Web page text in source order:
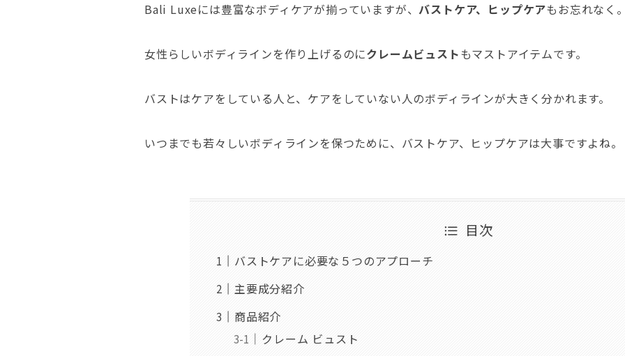
Bali Luxeには豊富なボディケアが揃っていますが、バストケア、ヒップケアもお忘れなく。
女性らしいボディラインを作り上げるのにクレームビュストもマストアイテムです。
バストはケアをしている人と、ケアをしていない人のボディラインが大きく分かれます。
いつまでも若々しいボディラインを保つために、バストケア、ヒップケアは大事ですよね。
目次
バストケアに必要な５つのアプローチ
主要成分紹介
商品紹介
クレーム ビュスト